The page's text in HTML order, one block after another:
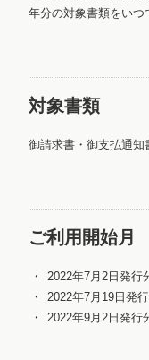
年分の対象書類をいつ
対象書類
御請求書・御支払通知
ご利用開始月
2022年7月2日発
2022年7月19日発
2022年9月2日発